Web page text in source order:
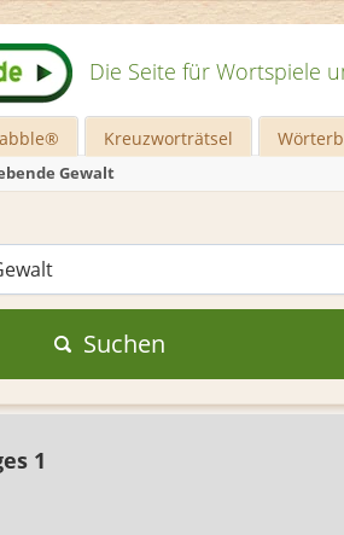
Die Seite für Wortspiele
Kreuzworträtsel
Gewalt
Suchen
1